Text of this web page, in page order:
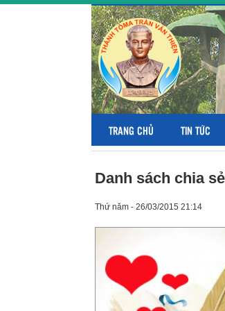
TRANG CHỦ TIN TỨC
Danh sách chia
Thứ năm - 26/03/2015 21:14